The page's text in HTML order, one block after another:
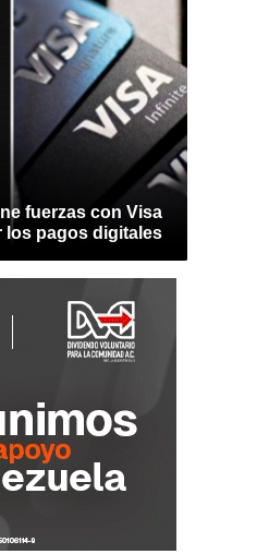
fuerzas con Visa
los pagos digitales